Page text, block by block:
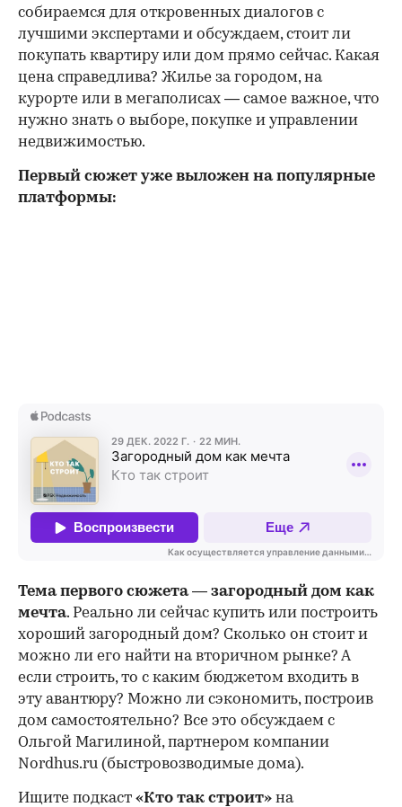
собираемся для откровенных диалогов с
лучшими экспертами и обсуждаем, стоит ли
покупать квартиру или дом прямо сейчас. Какая
цена справедлива? Жилье за городом, на
курорте или в мегаполисах — самое важное, что
нужно знать о выборе, покупке и управлении
недвижимостью.
Первый сюжет уже выложен на популярные
платформы:
00:00 / 00:00
Тема первого сюжета — загородный дом как
мечта. Реально ли сейчас купить или построить
хороший загородный дом? Сколько он стоит и
можно ли его найти на вторичном рынке? А
если строить, то с каким бюджетом входить в
эту авантюру? Можно ли сэкономить, построив
дом самостоятельно? Все это обсуждаем с
Ольгой Магилиной, партнером компании
Nordhus.ru (быстровозводимые дома).
Ищите подкаст «Кто так строит» на